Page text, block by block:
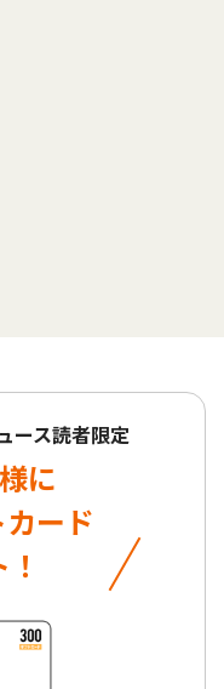
ース読者限定
に
ード